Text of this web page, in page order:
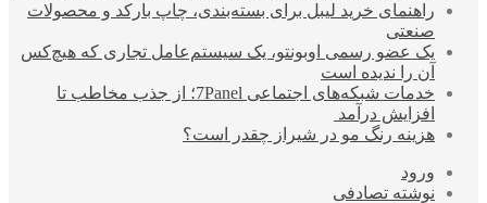
راهنمای خرید لیبل برای بسته‌بندی، چاپ بارکد و محصولات
صنعتی
یک عضو رسمی اوبونتو، یک سیستم‌عامل تجاری که هیچ‌کس
آن را ندیده است
خدمات شبکه‌های اجتماعی 7Panel؛ از جذب مخاطب تا
افزایش درآمد
هزینه رنگ مو در شیراز چقدر است؟
ورود
نوشته تصادفی